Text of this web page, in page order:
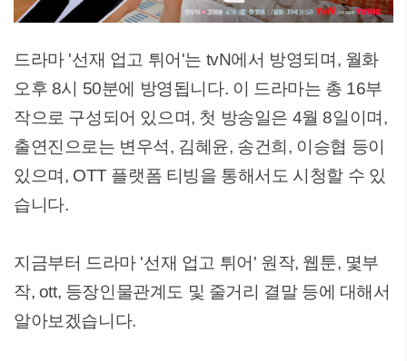
드라마 '선재 업고 튀어'는 tvN에서 방영되며, 월화
오후 8시 50분에 방영됩니다. 이 드라마는 총 16부
작으로 구성되어 있으며, 첫 방송일은 4월 8일이며,
출연진으로는 변우석, 김혜윤, 송건희, 이승협 등이
있으며, OTT 플랫폼 티빙을 통해서도 시청할 수 있
습니다.
지금부터 드라마 '선재 업고 튀어' 원작, 웹툰, 몇부
작, ott, 등장인물관계도 및 줄거리 결말 등에 대해서
알아보겠습니다.